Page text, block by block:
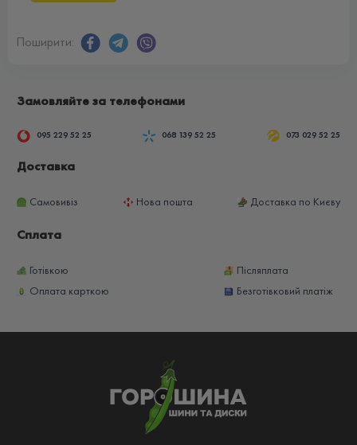
Поширити:
Замовляйте за телефонами
095 229 52 25 068 139 52 25 073 029 52 25
Доставка
Самовивіз Нова пошта Доставка по Києву
Сплата
Готівкою
Післяплата
Оплата карткою
Безготівковий платіж